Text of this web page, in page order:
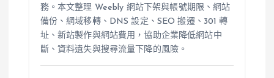
務。本文整理 Weebly 網站下架與帳號期限、網站
備份、網域移轉、DNS 設定、SEO 搬遷、301 轉
址、新站製作與網站費用，協助企業降低網站中
斷、資料遺失與搜尋流量下降的風險。